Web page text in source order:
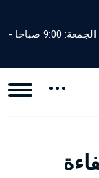
ساعات العمل: 08:00 صباحا - 12:00 مساء , الجمعة: 9:00 صباحا -